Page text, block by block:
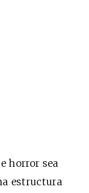
horror sea
estructura